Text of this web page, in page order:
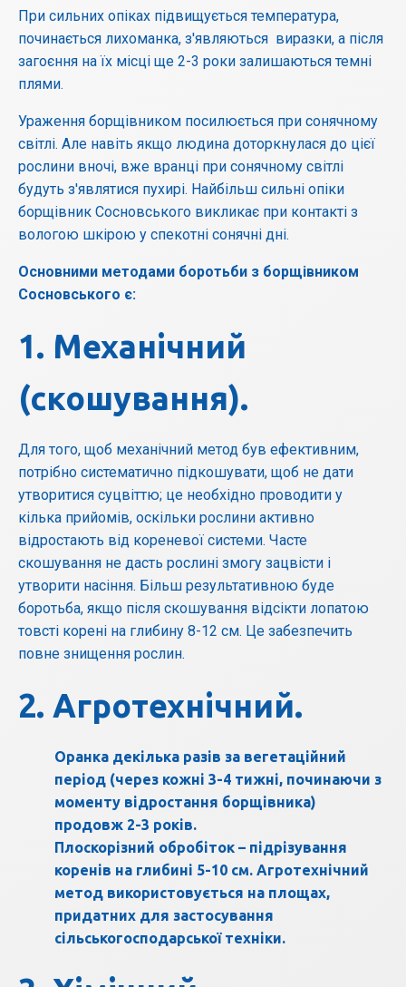
При сильних опіках підвищується температура,
починається лихоманка, з'являються виразки, а після
загоєння на їх місці ще 2-3 роки залишаються темні
плями.
Ураження борщівником посилюється при сонячному
світлі. Але навіть якщо людина доторкнулася до цієї
рослини вночі, вже вранці при сонячному світлі
будуть з'являтися пухирі. Найбільш сильні опіки
борщівник Сосновського викликає при контакті з
вологою шкірою у спекотні сонячні дні.
Основними методами боротьби з борщівником
Сосновського є:
1. Механічний
(скошування).
Для того, щоб механічний метод був ефективним,
потрібно систематично підкошувати, щоб не дати
утворитися суцвіттю; це необхідно проводити у
кілька прийомів, оскільки рослини активно
відростають від кореневої системи. Часте
скошування не дасть рослині змогу зацвісти і
утворити насіння. Більш результативною буде
боротьба, якщо після скошування відсікти лопатою
товсті корені на глибину 8-12 см. Це забезпечить
повне знищення рослин.
2. Агротехнічний.
Оранка декілька разів за вегетаційний
період (через кожні 3-4 тижні, починаючи з
моменту відростання борщівника)
продовж 2-3 років.
Плоскорізний обробіток – підрізування
коренів на глибині 5-10 см. Агротехнічний
метод використовується на площах,
придатних для застосування
сільськогосподарської техніки.